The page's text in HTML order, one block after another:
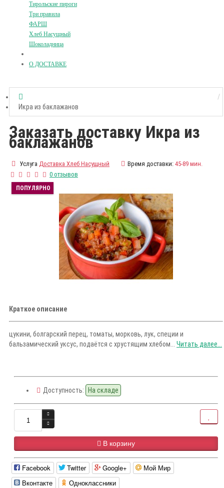
Тирольские пироги
Три правила
ФАРШ
Хлеб Насущный
Шоколадница
О ДОСТАВКЕ
Икра из баклажанов
Заказать доставку Икра из
баклажанов
Услуга Доставка Хлеб Насущный Время доставки: 45-89 мин.
0 отзывов
ПОПУЛЯРНО
Краткое описание
цукини, болгарский перец, томаты, морковь, лук, специи и
бальзамический уксус, подаётся с хрустящим хлебом... Читать далее...
Доступность: На складе
В корзину
Facebook Twitter Google+
Мой Мир
Вконтакте
Одноклассники